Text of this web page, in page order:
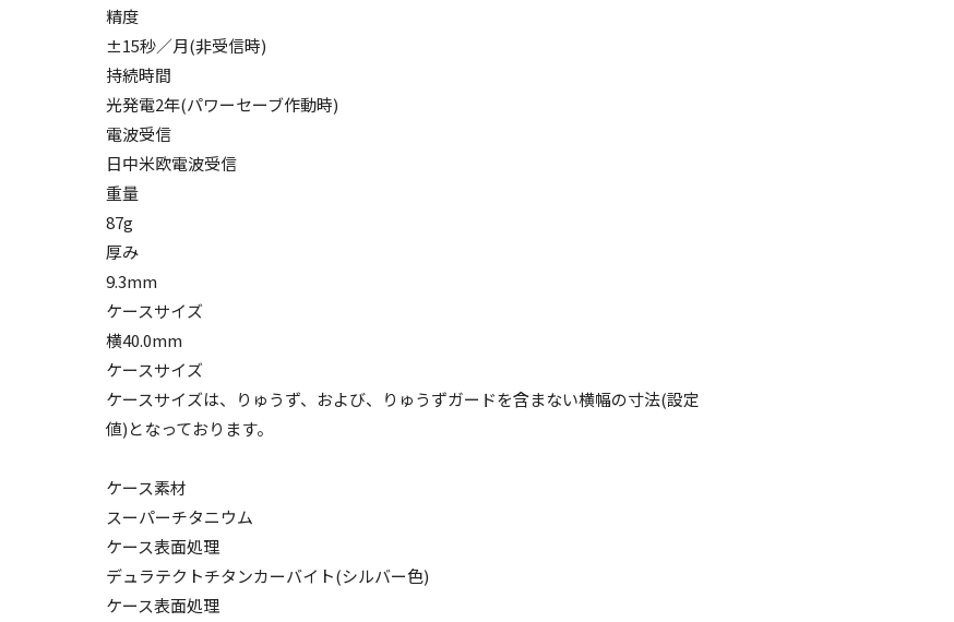
精度
±15秒／月(非受信時)
持続時間
光発電2年(パワーセーブ作動時)
電波受信
日中米欧電波受信
重量
87g
厚み
9.3mm
ケースサイズ
横40.0mm
ケースサイズ
ケースサイズは、りゅうず、および、りゅうずガードを含まない横幅の寸法(設定
値)となっております。
ケース素材
スーパーチタニウム
ケース表面処理
デュラテクトチタンカーバイト(シルバー色)
ケース表面処理